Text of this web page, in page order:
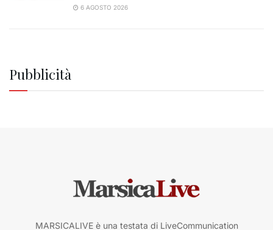
6 AGOSTO 2026
Pubblicità
MARSICALIVE è una testata di LiveCommunication